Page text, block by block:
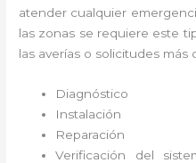
atender cualquier
las zonas se requiere este
las averías o solicitudes
Diagnóstico
Instalación
Reparación
Verificación del